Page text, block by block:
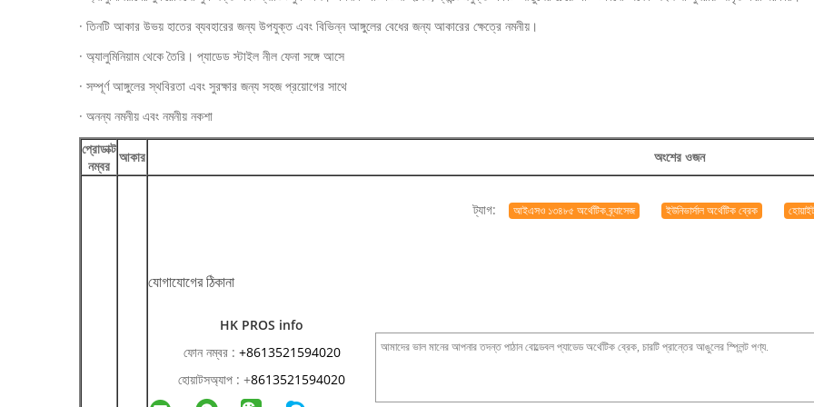
· তিনটি আকার উভয় হাতের ব্যবহারের জন্য উপযুক্ত এবং বিভিন্ন আঙ্গুলের বেধের জন্য আকারের ক্ষেত্রে নমনীয়।
· অ্যালুমিনিয়াম থেকে তৈরি। প্যাডেড স্টাইল নীল ফেনা সঙ্গে আসে
· সম্পূর্ণ আঙ্গুলের স্থবিরতা এবং সুরক্ষার জন্য সহজ প্রয়োগের সাথে
· অনন্য নমনীয় এবং নমনীয় নকশা
প্রোডাক্ট
নম্বর
আকার অংশের ওজন
ট্যাগ: আইএসও ১৩৪৮৫ অর্থেটিক ব্র্যাসেজ ইউনিভার্সাল অর্থেটিক ব্রেক
যোগাযোগের ঠিকানা
HK PROS info
ফোন নম্বর : +8613521594020
হোয়াটসঅ্যাপ : +8613521594020